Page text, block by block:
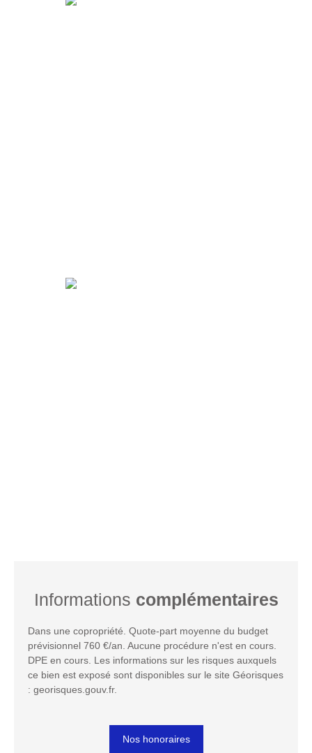
Informations complémentaires
Dans une copropriété. Quote-part moyenne du budget
prévisionnel 760 €/an. Aucune procédure n'est en cours.
DPE en cours. Les informations sur les risques auxquels
ce bien est exposé sont disponibles sur le site Géorisques
: georisques.gouv.fr.
Nos honoraires